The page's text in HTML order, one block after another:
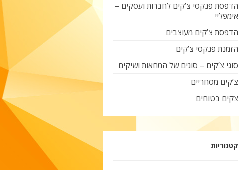
הדפסת פנקסי צ’קים לחברות ועסקים –
אימפליי
הדפסת צ’קים מעוצבים
הזמנת פנקסי צ’קים
סוגי צ’קים – סוגים של המחאות ושיקים
צ’קים מסחריים
צקים בטוחים
קטגוריות